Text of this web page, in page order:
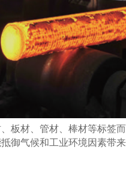
板材、管材、棒材等标签
御气候和工业环境因素带